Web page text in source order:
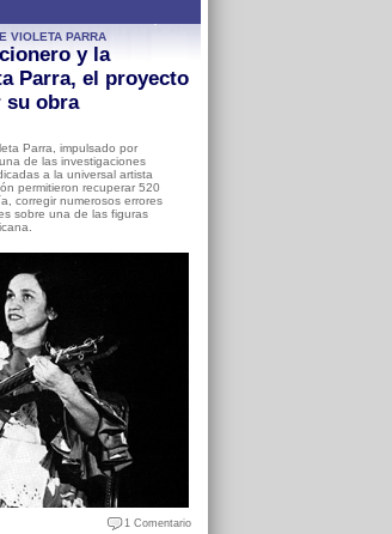
VIOLETA PARRA
y la
Parra, el proyecto
su obra
Parra, impulsado por
de las investigaciones
a la universal artista
permitieron recuperar 520
corregir numerosos errores
sobre una de las figuras
1 Comentario